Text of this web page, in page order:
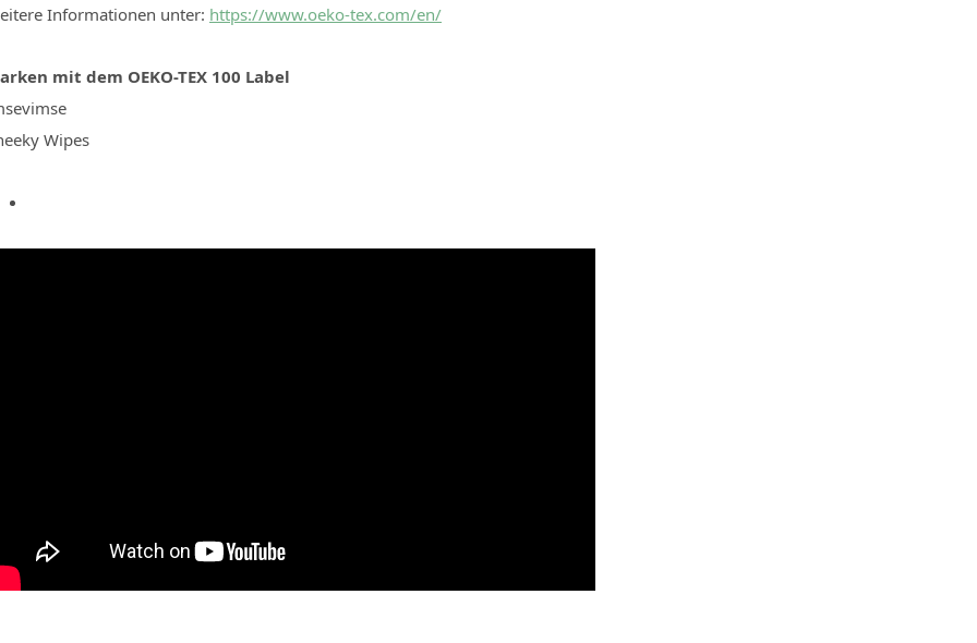
Informationen unter: https://www.oeko-tex.com/en/
mit dem OEKO-TEX 100 Label
Wipes